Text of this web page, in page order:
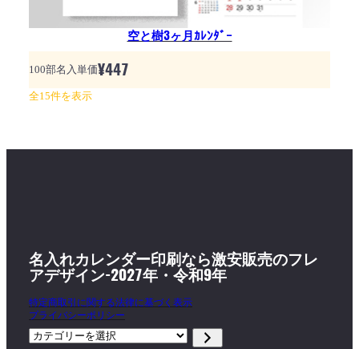
空と樹3ヶ月ｶﾚﾝﾀﾞｰ
100部名入単価¥447
全15件を表示
名入れカレンダー印刷なら激安販売のフレ
アデザイン-2027年・令和9年
特定商取引に関する法律に基づく表示
プライバシーポリシー
カ